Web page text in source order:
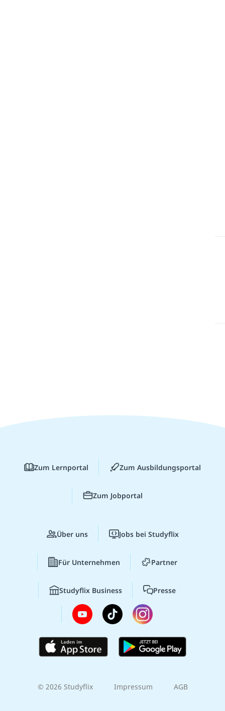
Zum Lernportal Zum Ausbildungsportal
Zum Jobportal
Über uns Jobs bei Studyflix
Für Unternehmen Partner
Studyflix Business Presse
© 2026 Studyflix Impressum AGB